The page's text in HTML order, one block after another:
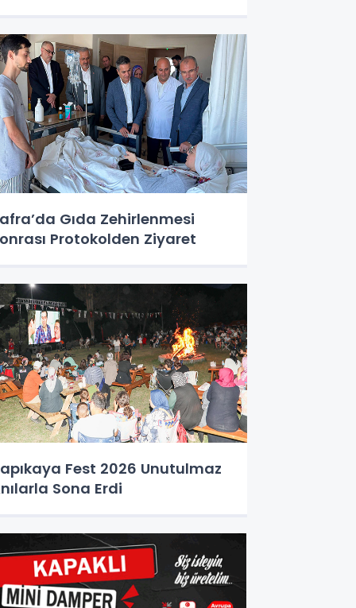
Gıda Zehirlenmesi
Protokolden Ziyaret
Fest 2026 Unutulmaz
Sona Erdi